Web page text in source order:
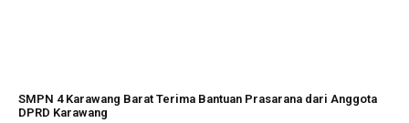
SMPN 4 Karawang Barat Terima Bantuan Prasarana dari Anggota
DPRD Karawang